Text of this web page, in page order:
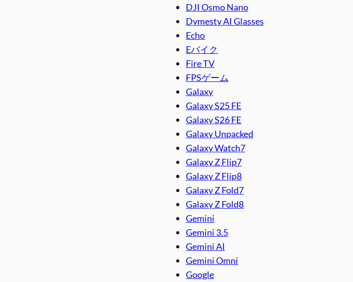
DJI Osmo Nano
Dymesty AI Glasses
Echo
Eバイク
Fire TV
FPSゲーム
Galaxy
Galaxy S25 FE
Galaxy S26 FE
Galaxy Unpacked
Galaxy Watch7
Galaxy Z Flip7
Galaxy Z Flip8
Galaxy Z Fold7
Galaxy Z Fold8
Gemini
Gemini 3.5
Gemini AI
Gemini Omni
Google